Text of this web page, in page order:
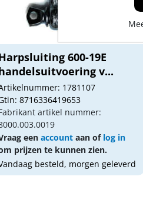
600-19E
v...
1781107
8716336419653
artikel nummer:
een accountaan of log in
prijzen te kunnen zien.
besteld, morgen geleverd